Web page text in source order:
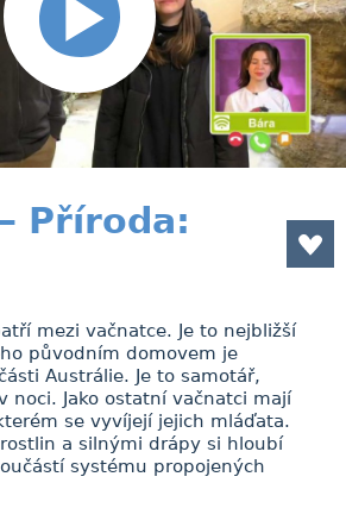
Příroda:
mezi vačnatce. Je to nejbližší
původním domovem je
Austrálie. Je to samotář,
noci. Jako ostatní vačnatci mají
se vyvíjejí jejich mláďata.
a silnými drápy si hloubí
systému propojených